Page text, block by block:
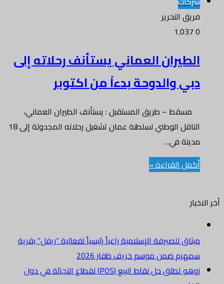
فريق التحرير
0
الطيران العماني يستأنف رحلاته إلى
دبي والدوحة بدءاً من اكتوبر
مسقط – طريق المستقبل : يستأنف الطيران العماني،
الناقل الوطني لسلطنة عمان تشغيل رحلاته المجدولة إلى 18
مدينة في…
أكمل القراءة »
أخر الاخبار
ميثاق للصيرفة الإسلامية راعياً رئيسياً لفعالية “ريفل” بقرية
سمهرم ضمن موسم خريف ظفار 2026
زوهو تطلق حل نقاط البيع (POS) لقطاع التجزئة في دول